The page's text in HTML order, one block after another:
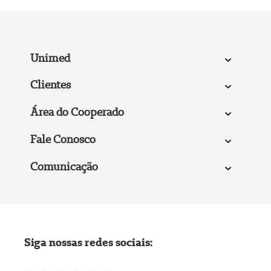
Unimed
Clientes
Área do Cooperado
Fale Conosco
Comunicação
Siga nossas redes sociais: